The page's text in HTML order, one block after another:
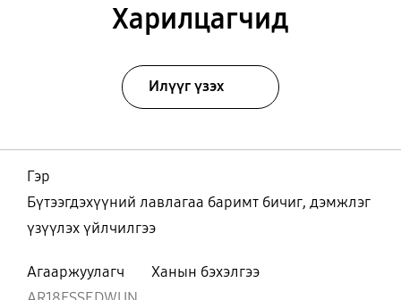
Харилцагчид
Илүүг үзэх
Гэр
Бүтээгдэхүүний лавлагаа баримт бичиг, дэмжлэг
үзүүлэх үйлчилгээ
Агааржуулагч
Ханын бэхэлгээ